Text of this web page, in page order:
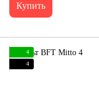
Купить
4
4